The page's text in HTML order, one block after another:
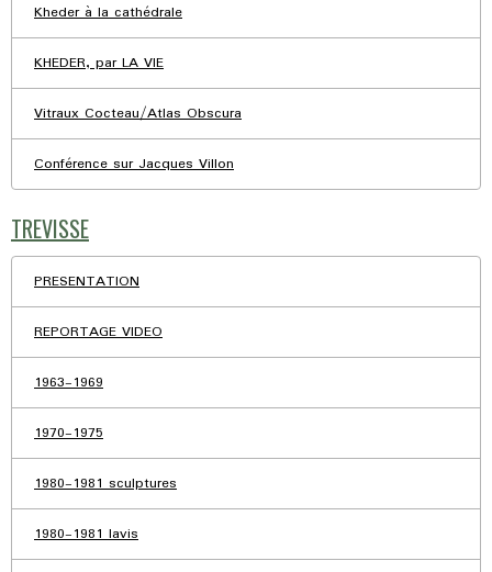
Kheder à la cathédrale
KHEDER, par LA VIE
Vitraux Cocteau/Atlas Obscura
Conférence sur Jacques Villon
TREVISSE
PRESENTATION
REPORTAGE VIDEO
1963-1969
1970-1975
1980-1981 sculptures
1980-1981 lavis